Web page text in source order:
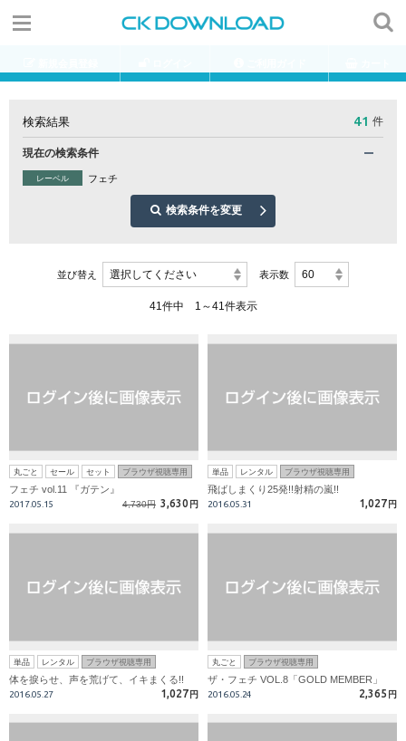
検索結果 41 件
現在の検索条件
レーベル フェチ
検索条件を変更
並び替え 選択してください 表示数 60
41件中 1～41件表示
丸ごと セール セット ブラウザ視聴専用
フェチ vol.11 『ガテン』
2017.05.15 4,730円 3,630 円
単品 レンタル ブラウザ視聴専用
飛ばしまくり25発!!射精の嵐!!
2016.05.31 1,027 円
単品 レンタル ブラウザ視聴専用
体を捩らせ、声を荒げて、イキまくる!!
2016.05.27 1,027 円
丸ごと ブラウザ視聴専用
ザ・フェチ VOL.8「GOLD MEMBER」
2016.05.24 2,365 円